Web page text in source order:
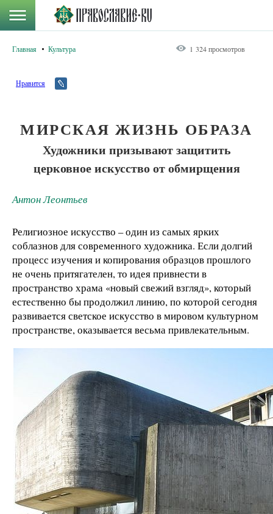
Главная Культура 1 324 просмотров
Нравится
МИРСКАЯ ЖИЗНЬ ОБРАЗА
Художники призывают защитить
церковное искусство от обмирщения
Антон Леонтьев
Религиозное искусство – один из самых ярких
соблазнов для современного художника. Если долгий
процесс изучения и копирования образцов прошлого
не очень притягателен, то идея привнести в
пространство храма «новый свежий взгляд», который
естественно бы продолжил линию, по которой сегодня
развивается светское искусство в мировом культурном
пространстве, оказывается весьма привлекательным.